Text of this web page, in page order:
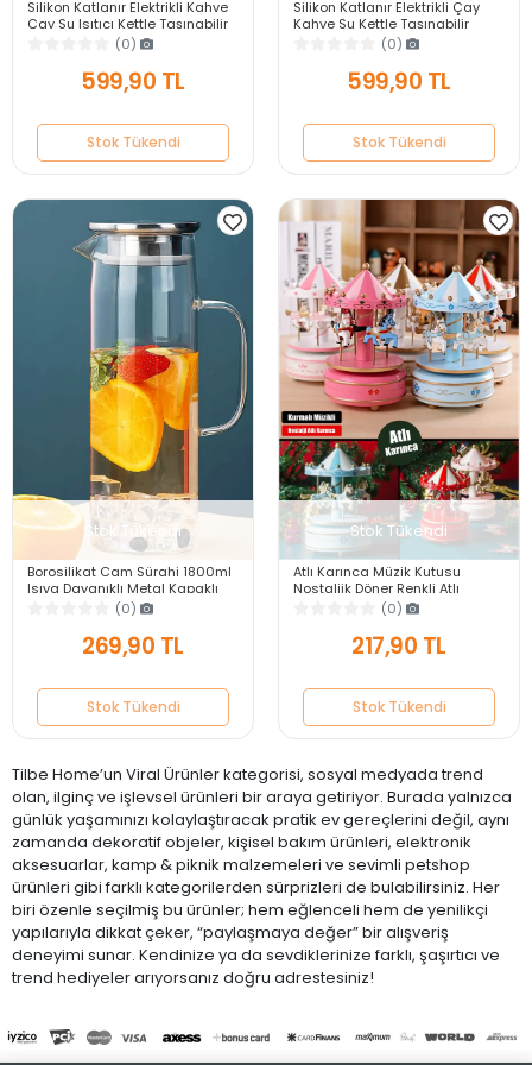
Silikon Katlanır Elektrikli Kahve
Çay Su Isıtıcı Kettle Taşınabilir
Seyahat Piknik Çaydanlık
(0)
599,90 TL
Stok Tükendi
Silikon Katlanır Elektrikli Çay
Kahve Su Kettle Taşınabilir
Seyahat Piknik Çaydanlık
(0)
599,90 TL
Stok Tükendi
Stok Tükendi
Borosilikat Cam Sürahi 1800ml
Isıya Dayanıklı Metal Kapaklı
Filtreli Başucu Meşrubat Su
(0)
269,90 TL
Stok Tükendi
Stok Tükendi
Atlı Karınca Müzik Kutusu
Nostaljik Döner Renkli Atlı
Karınca Hediyelik Eşya Kurmalı
(0)
217,90 TL
Stok Tükendi
Tilbe Home’un Viral Ürünler kategorisi, sosyal medyada trend
olan, ilginç ve işlevsel ürünleri bir araya getiriyor. Burada yalnızca
günlük yaşamınızı kolaylaştıracak pratik ev gereçlerini değil, aynı
zamanda dekoratif objeler, kişisel bakım ürünleri, elektronik
aksesuarlar, kamp & piknik malzemeleri ve sevimli petshop
ürünleri gibi farklı kategorilerden sürprizleri de bulabilirsiniz. Her
biri özenle seçilmiş bu ürünler; hem eğlenceli hem de yenilikçi
yapılarıyla dikkat çeker, “paylaşmaya değer” bir alışveriş
deneyimi sunar. Kendinize ya da sevdiklerinize farklı, şaşırtıcı ve
trend hediyeler arıyorsanız doğru adrestesiniz!